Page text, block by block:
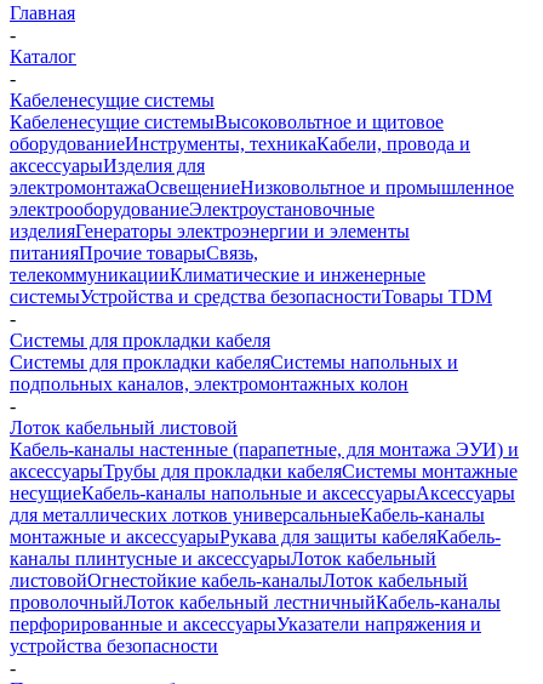
Главная
-
Каталог
-
Кабеленесущие системы
Кабеленесущие системыВысоковольтное и щитовое
оборудованиеИнструменты, техникаКабели, провода и
аксессуарыИзделия для
электромонтажаОсвещениеНизковольтное и промышленное
электрооборудованиеЭлектроустановочные
изделияГенераторы электроэнергии и элементы
питанияПрочие товарыСвязь,
телекоммуникацииКлиматические и инженерные
системыУстройства и средства безопасностиТовары TDM
-
Системы для прокладки кабеля
Системы для прокладки кабеляСистемы напольных и
подпольных каналов, электромонтажных колон
-
Лоток кабельный листовой
Кабель-каналы настенные (парапетные, для монтажа ЭУИ) и
аксессуарыТрубы для прокладки кабеляСистемы монтажные
несущиеКабель-каналы напольные и аксессуарыАксессуары
для металлических лотков универсальныеКабель-каналы
монтажные и аксессуарыРукава для защиты кабеляКабель-
каналы плинтусные и аксессуарыЛоток кабельный
листовойОгнестойкие кабель-каналыЛоток кабельный
проволочныйЛоток кабельный лестничныйКабель-каналы
перфорированные и аксессуарыУказатели напряжения и
устройства безопасности
-